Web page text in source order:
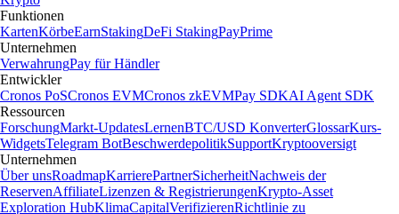
Funktionen
KartenKörbeEarnStakingDeFi StakingPayPrime
Unternehmen
VerwahrungPay für Händler
Entwickler
Cronos PoSCronos EVMCronos zkEVMPay SDKAI Agent SDK
Ressourcen
ForschungMarkt-UpdatesLernenBTC/USD KonverterGlossarKurs-
WidgetsTelegram BotBeschwerdepolitikSupportKryptooversigt
Unternehmen
Über unsRoadmapKarrierePartnerSicherheitNachweis der
ReservenAffiliateLizenzen & RegistrierungenKrypto-Asset
Exploration HubKlimaCapitalVerifizierenRichtlinie zu